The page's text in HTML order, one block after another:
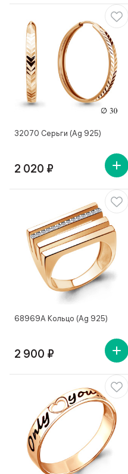
32070 Серьги (Ag 925)
2 020 ₽
68969А Кольцо (Ag 925)
2 900 ₽